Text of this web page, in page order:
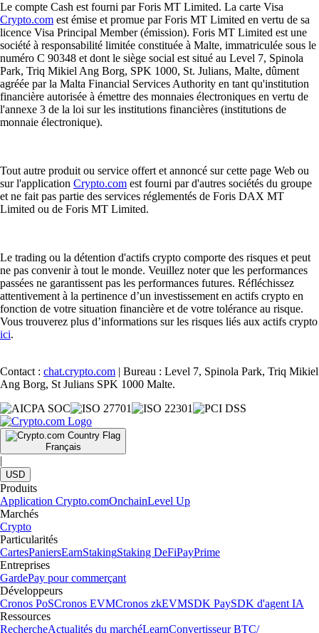
Le compte Cash est fourni par Foris MT Limited. La carte Visa
Crypto.com est émise et promue par Foris MT Limited en vertu de sa
licence Visa Principal Member (émission). Foris MT Limited est une
société à responsabilité limitée constituée à Malte, immatriculée sous le
numéro C 90348 et dont le siège social est situé au Level 7, Spinola
Park, Triq Mikiel Ang Borg, SPK 1000, St. Julians, Malte, dûment
agréée par la Malta Financial Services Authority en tant qu'institution
financière autorisée à émettre des monnaies électroniques en vertu de
l'annexe 3 de la loi sur les institutions financières (institutions de
monnaie électronique).
Tout autre produit ou service offert et annoncé sur cette page Web ou
sur l'application Crypto.com est fourni par d'autres sociétés du groupe
et ne fait pas partie des services réglementés de Foris DAX MT
Limited ou de Foris MT Limited.
Le trading ou la détention d'actifs crypto comporte des risques et peut
ne pas convenir à tout le monde. Veuillez noter que les performances
passées ne garantissent pas les performances futures. Réfléchissez
attentivement à la pertinence d’un investissement en actifs crypto en
fonction de votre situation financière et de votre tolérance au risque.
Vous trouverez plus d’informations sur les risques liés aux actifs crypto
ici.
Contact : chat.crypto.com | Bureau : Level 7, Spinola Park, Triq Mikiel
Ang Borg, St Julians SPK 1000 Malte.
Français
|
USD
Produits
Application Crypto.comOnchainLevel Up
Marchés
Crypto
Particularités
CartesPaniersEarnStakingStaking DeFiPayPrime
Entreprises
GardePay pour commerçant
Développeurs
Cronos PoSCronos EVMCronos zkEVMSDK PaySDK d'agent IA
Ressources
RechercheActualités du marchéLearnConvertisseur BTC/